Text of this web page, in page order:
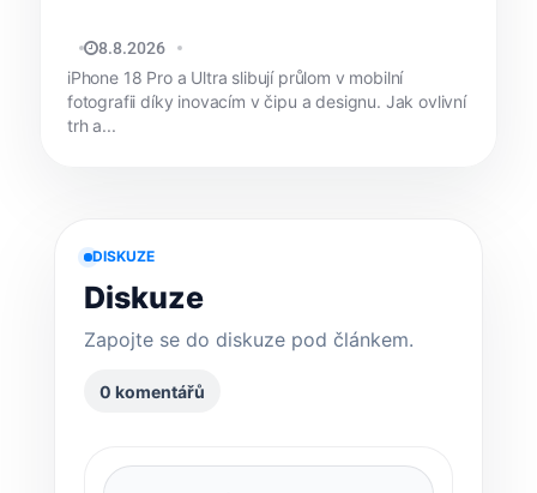
MATYÁŠ KOZÁK
8.8.2026
iPhone 18 Pro a Ultra slibují průlom v mobilní
fotografii díky inovacím v čipu a designu. Jak ovlivní
trh a...
DISKUZE
Diskuze
Zapojte se do diskuze pod článkem.
0 komentářů